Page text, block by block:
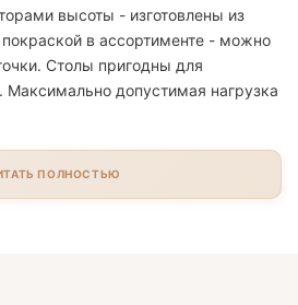
высоты - изготовлены из
в ассортименте - можно
Столы пригодны для
Максимально допустимая нагрузка
ПОЛНОСТЬЮ